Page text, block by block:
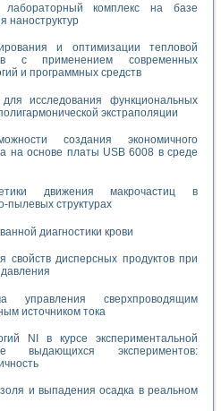
лабораторный комплекс на базе
наноструктур
и оптимизации тепловой
с применением современных
и программных средств
исследования функциональных
экстраполяции
создания экономичного
на основе платы USB 6008 в среде
движения макрочастиц в
пылевых структурах
диагностики крови
свойств дисперсных продуктов при
управления сверхпроводящим
источником тока
NI в курсе экспериментальной
экспериментов:
и выпадения осадка в реальном